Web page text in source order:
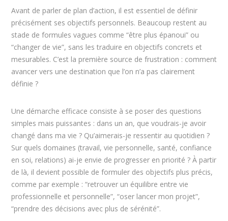
Avant de parler de plan d’action, il est essentiel de définir
précisément ses objectifs personnels. Beaucoup restent au
stade de formules vagues comme “être plus épanoui” ou
“changer de vie”, sans les traduire en objectifs concrets et
mesurables. C’est la première source de frustration : comment
avancer vers une destination que l’on n’a pas clairement
définie ?
Une démarche efficace consiste à se poser des questions
simples mais puissantes : dans un an, que voudrais-je avoir
changé dans ma vie ? Qu’aimerais-je ressentir au quotidien ?
Sur quels domaines (travail, vie personnelle, santé, confiance
en soi, relations) ai-je envie de progresser en priorité ? À partir
de là, il devient possible de formuler des objectifs plus précis,
comme par exemple : “retrouver un équilibre entre vie
professionnelle et personnelle”, “oser lancer mon projet”,
“prendre des décisions avec plus de sérénité”.